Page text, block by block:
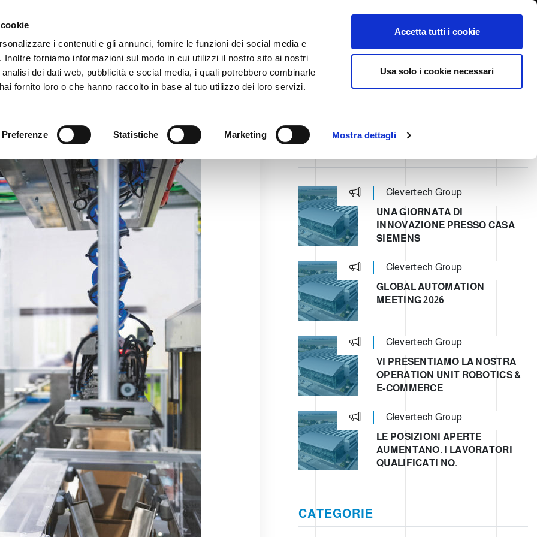
i contenuti e gli annunci, fornire le funzioni dei social media e
forniamo informazioni sul modo in cui utilizzi il nostro sito ai nostri
dei dati web, pubblicità e social media, i quali potrebbero combinarle
fornito loro o che hanno raccolto in base al tuo utilizzo dei loro servizi.
Preferenze Statistiche Marketing Mostra dettagli
Accetta tutti i cookie
Usa solo i cookie necessari
Whistleblowing International/Italiano
AZIENDA PRODOTTI VIDEO BLOG CASE HISTORY SERVIZI
Clevertech Group
UNA GIORNATA DI
INNOVAZIONE PRESSO CASA
SIEMENS
Clevertech Group
GLOBAL AUTOMATION
MEETING 2026
Clevertech Group
VI PRESENTIAMO LA NOSTRA
OPERATION UNIT ROBOTICS &
E-COMMERCE
Clevertech Group
LE POSIZIONI APERTE
AUMENTANO. I LAVORATORI
QUALIFICATI NO.
CATEGORIE